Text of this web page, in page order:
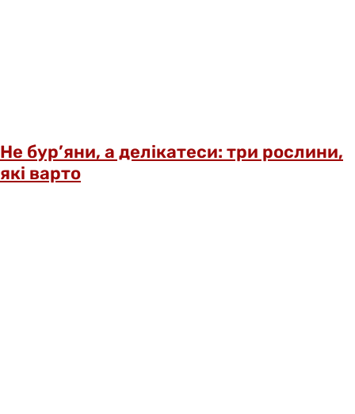
Не бур’яни, а делікатеси: три рослини,
які варто